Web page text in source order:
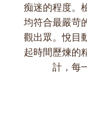
痴迷的程度。
均符合最嚴苛
觀出眾。悅目
起時間歷煉的
計，每